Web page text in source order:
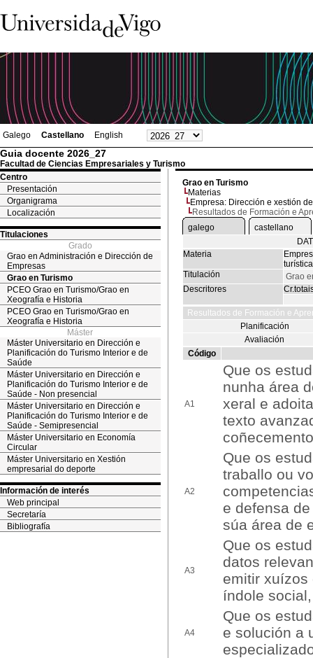
Galego Castellano English
Guia docente 2026_27
Facultad de Ciencias Empresariales y Turismo
Centro
Presentación
Organigrama
Localización
Titulaciones
Grado
Grao en Administración e Dirección de
Empresas
Grao en Turismo
PCEO Grao en Turismo/Grao en
Xeografía e Historia
PCEO Grao en Turismo/Grao en
Xeografía e Historia
Máster
Máster Universitario en Dirección e
Planificación do Turismo Interior e de
Saúde
Máster Universitario en Dirección e
Planificación do Turismo Interior e de
Saúde - Non presencial
Máster Universitario en Dirección e
Planificación do Turismo Interior e de
Saúde - Semipresencial
Máster Universitario en Economía
Circular
Máster Universitario en Xestión
empresarial do deporte
Información de interés
Web principal
Secretaría
Bibliografía
Grao en Turismo
Materias
Empresa: Dirección e xestión
Resultados de Formación e
galego
castellano
Materia
Titulación
Grao
Descritores
Resultados de Formación e
Planificación
Avaliación
Código
A1
Que os
nunha área
xeral e
texto
A2
Que os
traballo ou
e defensa
súa área de
A3
Que os
datos
emitir xuízos
índole
A4
Que os
e solución a